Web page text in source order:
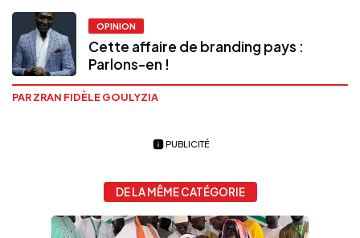
OPINION
Cette affaire de branding pays :
Parlons-en !
PAR ZRAN FIDÈLE GOULYZIA
PUBLICITÉ
DE LA MÊME CATÉGORIE